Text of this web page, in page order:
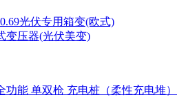
光伏专用箱变(欧式)
变压器(光伏美变)
功能 单双枪 充电桩（柔性充电堆）